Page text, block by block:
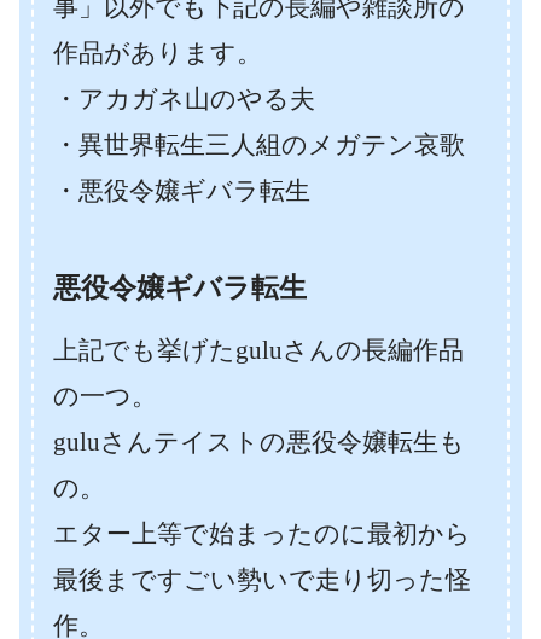
事」以外でも下記の長編や雑談所の
作品があります。
・アカガネ山のやる夫
・異世界転生三人組のメガテン哀歌
・悪役令嬢ギバラ転生
悪役令嬢ギバラ転生
上記でも挙げたguluさんの長編作品
の一つ。
guluさんテイストの悪役令嬢転生も
の。
エター上等で始まったのに最初から
最後まですごい勢いで走り切った怪
作。